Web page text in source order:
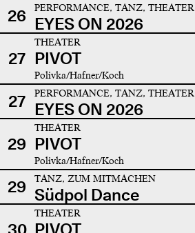
26
PERFORMANCE, TANZ, THEATER
EYES ON 2026
27
THEATER
PIVOT
Polivka/Hafner/Koch
27 PERFORMANCE, TANZ, THEATER
EYES ON 2026
29
THEATER
PIVOT
Polivka/Hafner/Koch
29 TANZ, ZUM MITMACHEN
Südpol Dance
30
THEATER
PIVOT